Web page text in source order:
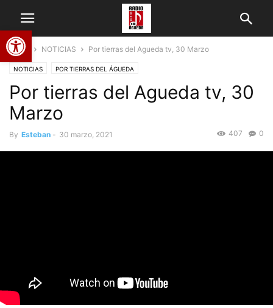
Abrir barra de herramientas
Home NOTICIAS Por tierras del Agueda tv, 30 Marzo
NOTICIAS POR TIERRAS DEL ÁGUEDA
Por tierras del Agueda tv, 30
Marzo
By Esteban - 30 marzo, 2021 0
407